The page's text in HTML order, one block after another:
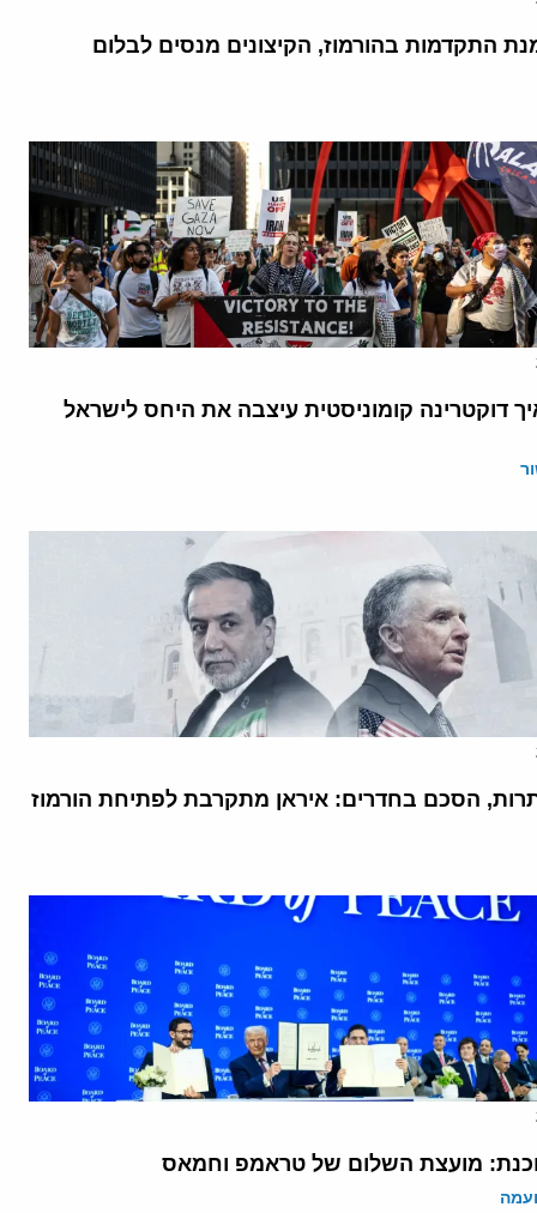
התקדמות בהורמוז, הקיצונים מנסים לבלום
דוקטרינה קומוניסטית עיצבה את היחס לישראל
הסכם בחדרים: איראן מתקרבת לפתיחת הורמוז
מועצת השלום של טראמפ וחמאס